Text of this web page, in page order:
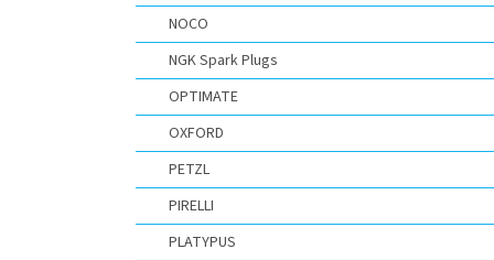
NOCO
NGK Spark Plugs
OPTIMATE
OXFORD
PETZL
PIRELLI
PLATYPUS